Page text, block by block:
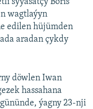
syýasatçy Boris
wagtlaýyn
edilen hüjümden
aradan çykdy
döwlen Iwan
hassahana
ýagny 23-nji